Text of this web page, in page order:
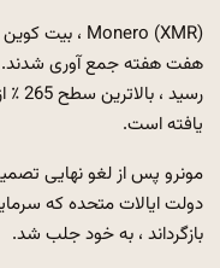
یافته است.
مونرو پس از لغو نهایی
دولت ایالات متحده که
بازگرداند ، به خود جلب شد.